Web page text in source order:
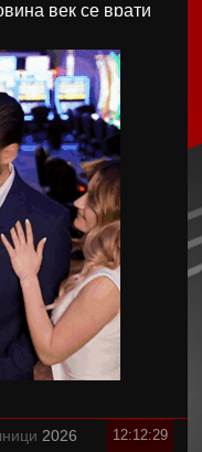
век се врати
бренд по 81
од грешките
Гранада
голман на Сити
12:12:29
2026